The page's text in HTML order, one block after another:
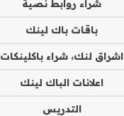
شراء روابط نصية
باقات باك لينك
اشراق لنك، شراء باكلينكات
اعلانات الباك لينك
التدريس